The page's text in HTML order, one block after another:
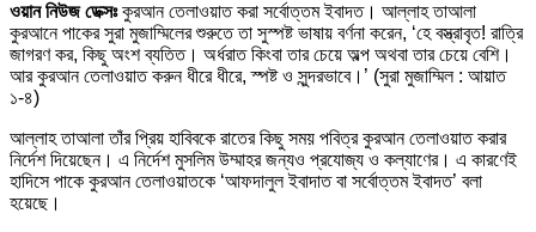
ওয়ান নিউজ ডেক্সঃকুরআন তেলাওয়াত করা সর্বোত্তম ইবাদত। আল্লাহ তাআলা
কুরআনে পাকের সুরা মুজাম্মিলের শুরুতে তা সুস্পষ্ট ভাষায় বর্ণনা করেন, ‘হে বস্ত্রাবৃত! রাত্রি
জাগরণ কর, কিছু অংশ ব্যতিত। অর্ধরাত কিংবা তার চেয়ে অল্প অথবা তার চেয়ে বেশি।
আর কুরআন তেলাওয়াত করুন ধীরে ধীরে, স্পষ্ট ও সুন্দরভাবে।’ (সুরা মুজাম্মিল : আয়াত
১-৪)
আল্লাহ তাআলা তাঁর প্রিয় হাবিবকে রাতের কিছু সময় পবিত্র কুরআন তেলাওয়াত করার
নির্দেশ দিয়েছেন। এ নির্দেশ মুসলিম উম্মাহর জন্যও প্রযোজ্য ও কল্যাণের। এ কারণেই
হাদিসে পাকে কুরআন তেলাওয়াতকে ‘আফদালুল ইবাদাত বা সর্বোত্তম ইবাদত’ বলা
হয়েছে।